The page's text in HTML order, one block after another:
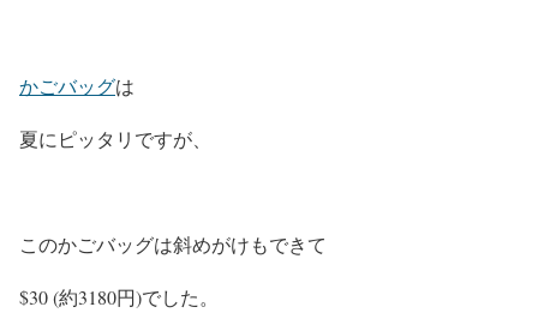
かごバッグは
夏にピッタリですが、
このかごバッグは斜めがけもできて
$30 (約3180円)でした。